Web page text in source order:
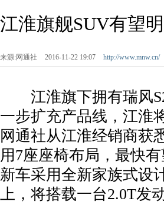
江淮旗舰SUV有望
来源:网通社 2016-11-22 19:07 http://www.mnw.cn/
江淮旗下拥有瑞风
一步扩充产品线，江淮
网通社从江淮经销商获
用7座座椅布局，最快
新车采用全新家族式设
上，将搭载一台2.0T发动